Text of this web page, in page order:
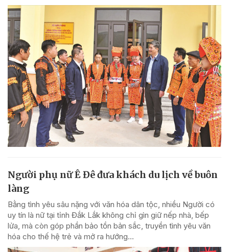
Người phụ nữ Ê Đê đưa khách du lịch về buôn
làng
Bằng tình yêu sâu nặng với văn hóa dân tộc, nhiều Người có
uy tín là nữ tại tỉnh Đắk Lắk không chỉ gìn giữ nếp nhà, bếp
lửa, mà còn góp phần bảo tồn bản sắc, truyền tình yêu văn
hóa cho thế hệ trẻ và mở ra hướng...